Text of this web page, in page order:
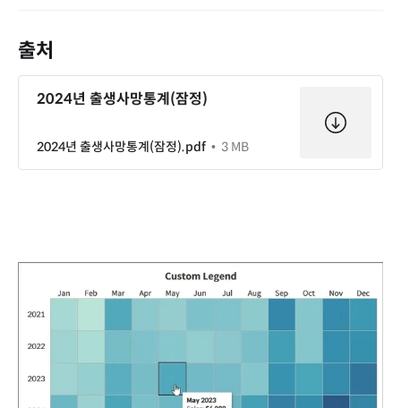
출처
2024년 출생사망통계(잠정)
2024년 출생사망통계(잠정).pdf 3 MB